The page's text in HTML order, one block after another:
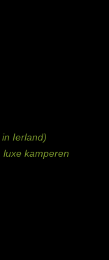
Ierland)
kamperen